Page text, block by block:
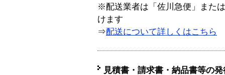
※配送業者は「佐川急便」また
けます
⇒配送について詳しくはこちら
見積書・請求書・納品書等の